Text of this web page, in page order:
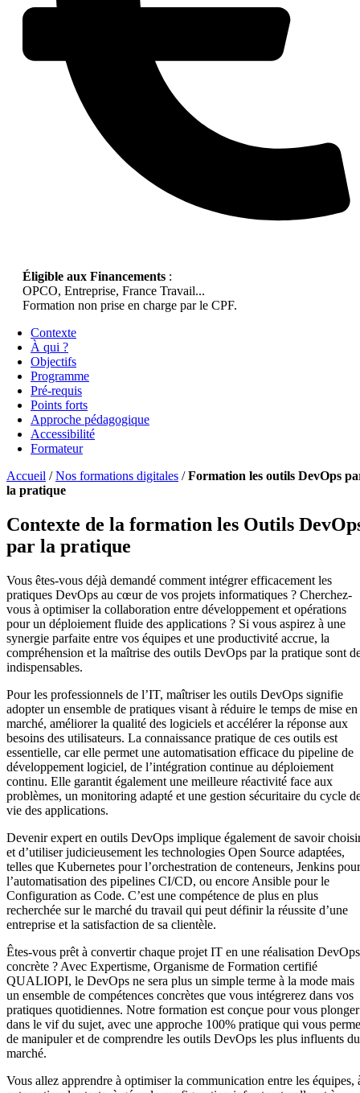
Éligible aux Financements :
OPCO, Entreprise, France Travail...
Formation non prise en charge par le CPF.
Contexte
À qui ?
Objectifs
Programme
Pré-requis
Points forts
Approche pédagogique
Accessibilité
Formateur
Accueil /Nos formations digitales /Formation les outils DevOps
la pratique
Contexte de la formation les Outils
par la pratique
Vous êtes-vous déjà demandé comment intégrer efficacement les
pratiques DevOps au cœur de vos projets informatiques ? Cherchez-
vous à optimiser la collaboration entre développement et opérations
pour un déploiement fluide des applications ? Si vous aspirez à une
synergie parfaite entre vos équipes et une productivité accrue, la
compréhension et la maîtrise des outils DevOps par la pratique sont
indispensables.
Pour les professionnels de l’IT, maîtriser les outils DevOps signifie
adopter un ensemble de pratiques visant à réduire le temps de mise en
marché, améliorer la qualité des logiciels et accélérer la réponse aux
besoins des utilisateurs. La connaissance pratique de ces outils est
essentielle, car elle permet une automatisation efficace du pipeline de
développement logiciel, de l’intégration continue au déploiement
continu. Elle garantit également une meilleure réactivité face aux
problèmes, un monitoring adapté et une gestion sécuritaire du cycle
vie des applications.
Devenir expert en outils DevOps implique également de savoir
et d’utiliser judicieusement les technologies Open Source adaptées,
telles que Kubernetes pour l’orchestration de conteneurs, Jenkins pour
l’automatisation des pipelines CI/CD, ou encore Ansible pour le
Configuration as Code. C’est une compétence de plus en plus
recherchée sur le marché du travail qui peut définir la réussite d’une
entreprise et la satisfaction de sa clientèle.
Êtes-vous prêt à convertir chaque projet IT en une réalisation DevOps
concrète ? Avec Expertisme, Organisme de Formation certifié
QUALIOPI, le DevOps ne sera plus un simple terme à la mode mais
un ensemble de compétences concrètes que vous intégrerez dans vos
pratiques quotidiennes. Notre formation est conçue pour vous plonger
dans le vif du sujet, avec une approche 100% pratique qui vous
de manipuler et de comprendre les outils DevOps les plus influents du
marché.
Vous allez apprendre à optimiser la communication entre les équipes,